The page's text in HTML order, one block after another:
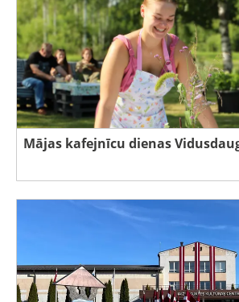
Mājas kafejnīcu dienas